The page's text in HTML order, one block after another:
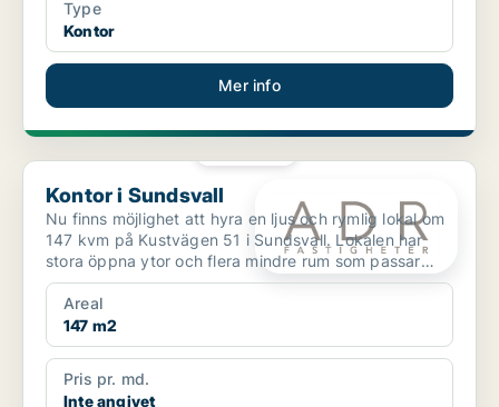
Type
Kontor
Mer info
Kontor i Sundsvall
Kontor i Sundsvall
Nu finns möjlighet att hyra en ljus och rymlig lokal om
147 kvm på Kustvägen 51 i Sundsvall. Lokalen har
stora öppna ytor och flera mindre rum som passar
för...
Areal
147 m2
Pris pr. md.
Inte angivet